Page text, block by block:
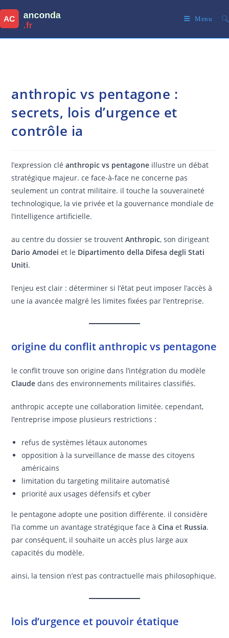
to
content
Menu
anthropic vs pentagone :
secrets, lois d’urgence et
contrôle ia
l’expression cléanthropic vs pentagone illustre un débat
stratégique majeur. ce face-à-face ne concerne pas
seulement un contrat militaire. il touche la souveraineté
technologique, la vie privée et la gouvernance mondiale de
l’intelligence artificielle.
au centre du dossier se trouventAnthropic, son dirigeant
Dario Amodei et le Dipartimento della Difesa degli Stati
Uniti.
l’enjeu est clair : déterminer si l’état peut imposer l’accès à
une ia avancée malgré les limites fixées par l’entreprise.
origine du conflit anthropic vs pentagone
le conflit trouve son origine dans l’intégration du modèle
Claude dans des environnements militaires classifiés.
anthropic accepte une collaboration limitée. cependant,
l’entreprise impose plusieurs restrictions :
refus de systèmes létaux autonomes
opposition à la surveillance de masse des citoyens
américains
limitation du targeting militaire automatisé
priorité aux usages défensifs et cyber
le pentagone adopte une position différente. il considère
l’ia comme un avantage stratégique face àCina et Russia.
par conséquent, il souhaite un accès plus large aux
capacités du modèle.
ainsi, la tension n’est pas contractuelle mais philosophique.
lois d’urgence et pouvoir étatique